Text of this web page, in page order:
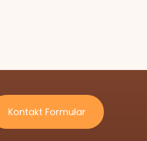
Kontakt Formular